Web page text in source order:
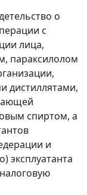
о
с
лица,
параксилолом
дистиллятами,
спиртом, а
и
эксплуатанта
налоговую